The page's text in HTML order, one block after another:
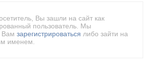
Вы зашли на сайт как
пользователь. Мы
Вам зарегистрироваться либо зайти на
именем.